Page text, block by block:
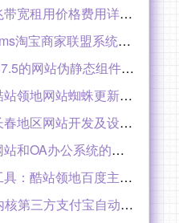
格费用详情，100M百兆专线光纤线路。
联盟系统【至尊版】大概功能介绍
态组件ISAPI_Rewrite和URLRewrite下载
网站蜘蛛更新到V2.0版本20180403
区网站开发及设计制作
办公系统的开发价格和费用
站领地百度主动推送功能教程
自动即时到账接口业务及ASP微信支付接口开发